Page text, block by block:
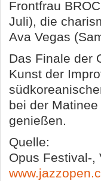
Frontfrau
Juli), die
Ava Vegas
Das Finale der
Kunst der
bei der
genießen.
Quelle:
Opus Festival-,